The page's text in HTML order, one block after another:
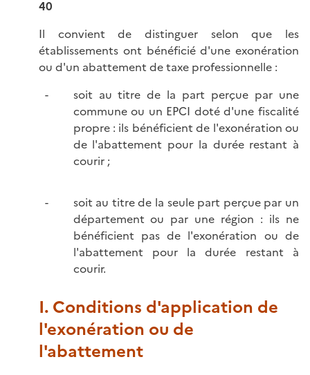
40
Il convient de distinguer selon que les
établissements ont bénéficié d'une exonération
ou d'un abattement de taxe professionnelle :
soit au titre de la part perçue par une
commune ou un EPCI doté d'une fiscalité
propre : ils bénéficient de l'exonération ou
de l'abattement pour la durée restant à
courir ;
soit au titre de la seule part perçue par un
département ou par une région : ils ne
bénéficient pas de l'exonération ou de
l'abattement pour la durée restant à
courir.
I. Conditions d'application de
l'exonération ou de
l'abattement